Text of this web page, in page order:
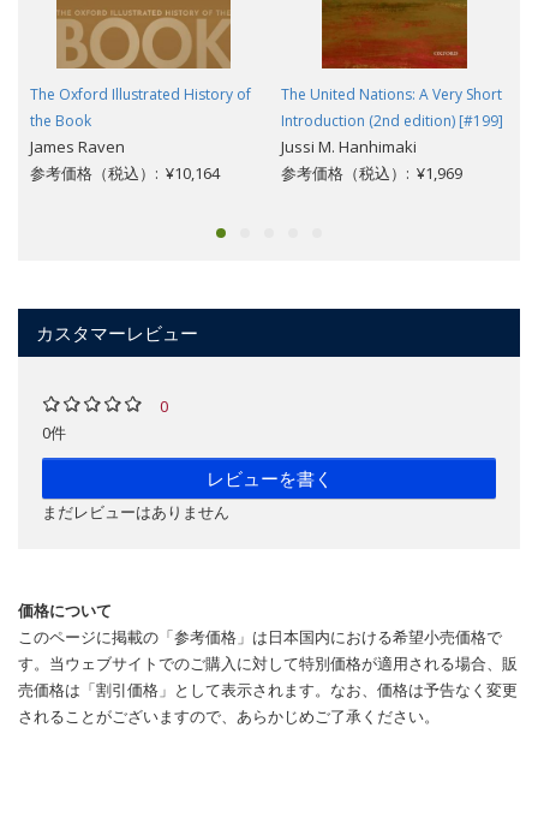
The Oxford Illustrated History of
the Book
James Raven
参考価格（税込）: ¥10,164
The United Nations: A Very Short
Introduction (2nd edition) [#199]
Jussi M. Hanhimaki
参考価格（税込）: ¥1,969
カスタマーレビュー
0
0件
レビューを書く
まだレビューはありません
価格について
このページに掲載の「参考価格」は日本国内における希望小売価格で
す。当ウェブサイトでのご購入に対して特別価格が適用される場合、販
売価格は「割引価格」として表示されます。なお、価格は予告なく変更
されることがございますので、あらかじめご了承ください。